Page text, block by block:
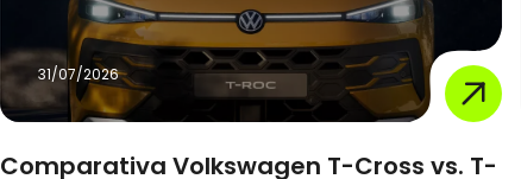
31/07/2026
Comparativa Volkswagen T-Cross vs. T-